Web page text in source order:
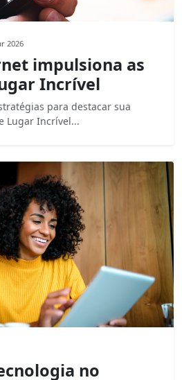
2026
impulsiona as
Incrível
para destacar sua
Lugar Incrível...
no